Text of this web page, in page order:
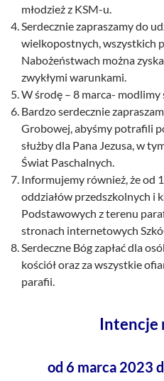
młodzież z KSM-u.
Serdecznie zapraszamy do
wielkopostnych, wszystkich
Nabożeństwach można
zwykłymi warunkami.
W środę – 8 marca-
Bardzo serdecznie
Grobowej, abyśmy potrafili
służby dla Pana Jezusa, w
Świat Paschalnych.
Informujemy również, że od
oddziałów przedszkolnych i
Podstawowych z terenu
stronach internetowych
Serdeczne Bóg zapłać dla
kościół oraz za wszystkie
parafii.
Intencje
od 6 marca 2023